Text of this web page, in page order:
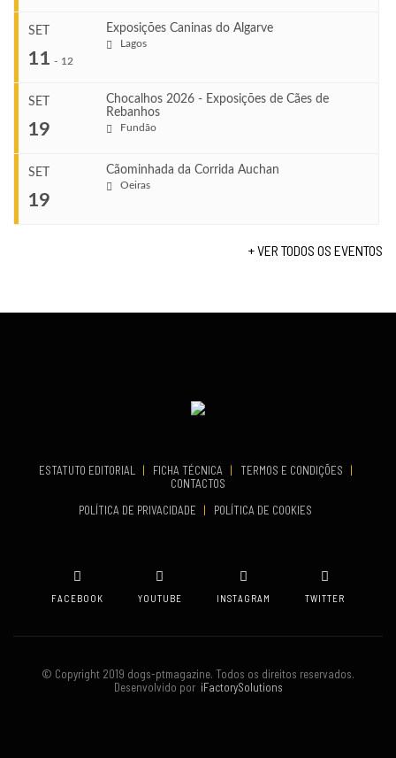
TERMINA
Ago 8, 2026
Leça do Balio
COMEÇA
Ago 22, 2026
Ago 23, 2026
VENUE
SET
11 - 12
Exposições Caninas do Algarve
Lagos
COMEÇA
Set 11, 2026
SET
19
Chocalhos 2026 - Exposições de Cães de
Rebanhos
Fundão
Set 19, 2026
SET
19
Cãominhada da Corrida Auchan
Oeiras
+ VER TODOS OS EVENTOS
ESTATUTO EDITORIAL | FICHA TÉCNICA | TERMOS E CONDIÇÕES
|
CONTACTOS
POLÍTICA DE PRIVACIDADE
| POLÍTICA DE COOKIES
FACEBOOK YOUTUBE INSTAGRAM TWITTER
© Copyright 2019 dogs-ptmagazine. Todos os direitos reservados.
Desenvolvido poriFactorySolutions